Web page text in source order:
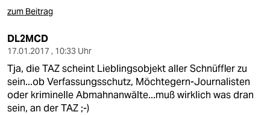
veranstaltungen
shop
fragen & hilfe
unterstützen
abo
zum Beitrag
DL2MCD
17.01.2017 , 10:33 Uhr
Tja, die TAZ scheint Lieblingsobjekt aller Schnüffler zu
sein...ob Verfassungsschutz, Möchtegern-Journalisten
oder kriminelle Abmahnanwälte...muß wirklich was dran
sein, an der TAZ ;-)